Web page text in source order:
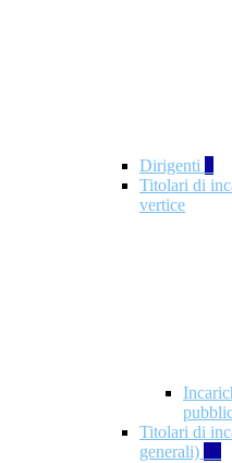
Dirigenti 1
Titolari di
vertice
Titolari di
generali) 17